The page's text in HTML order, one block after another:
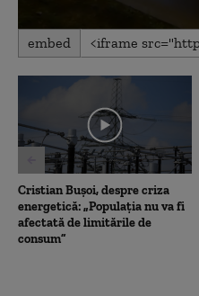
0
seconds
25
seconds
embed
Cristian Bușoi, despre criza
energetică: „Populația nu va fi
afectată de limitările de
consum”